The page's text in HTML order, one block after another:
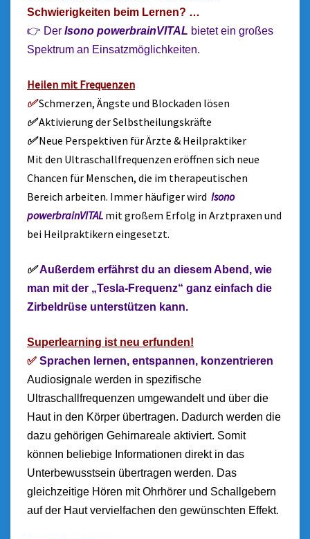
Schwierigkeiten beim Lernen? …
👉 Der Isono powerbrainVITAL bietet ein großes
Spektrum an Einsatzmöglichkeiten.
Heilen mit Frequenzen
✅Schmerzen, Ängste und Blockaden lösen
✅Aktivierung der Selbstheilungskräfte
✅Neue Perspektiven für Ärzte & Heilpraktiker
Mit den Ultraschallfrequenzen eröffnen sich neue
Chancen für Menschen, die im therapeutischen
Bereich arbeiten. Immer häufiger wird Isono
powerbrainVITAL mit großem Erfolg in Arztpraxen und
bei Heilpraktikern eingesetzt.
✅Außerdem erfährst du an diesem Abend, wie
man mit der „Tesla-Frequenz“ ganz einfach die
Zirbeldrüse unterstützen kann.
Superlearning ist neu erfunden!
✅ Sprachen lernen, entspannen, konzentrieren
Audiosignale werden in spezifische
Ultraschallfrequenzen umgewandelt und über die
Haut in den Körper übertragen. Dadurch werden die
dazu gehörigen Gehirnareale aktiviert. Somit
können beliebige Informationen direkt in das
Unterbewusstsein übertragen werden. Das
gleichzeitige Hören mit Ohrhörer und Schallgebern
auf der Haut vervielfachen den gewünschten Effekt.